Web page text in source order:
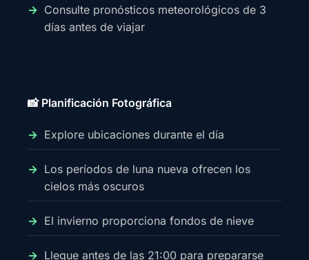
Consulte pronósticos meteorológicos de 3
días antes de viajar
📸 Planificación Fotográfica
Explore ubicaciones durante el día
Los períodos de luna nueva ofrecen los
cielos más oscuros
El invierno proporciona fondos de nieve
Llegue antes de las 21:00 para prepararse